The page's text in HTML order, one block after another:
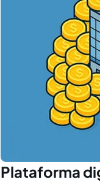
Plataforma